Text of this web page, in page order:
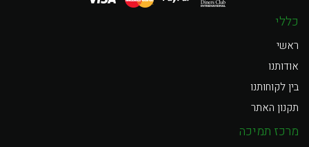
כללי
ראשי
אודותנו
בין לקוחותנו
תקנון האתר
מרכז תמיכה